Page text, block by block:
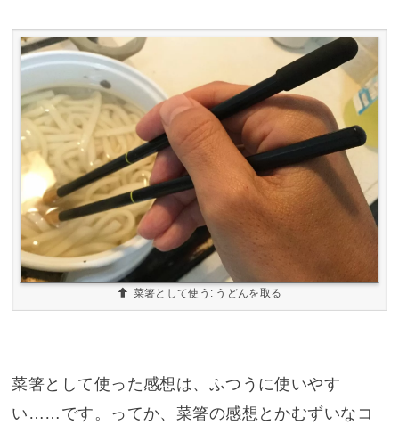
菜箸として使う: うどんを取る
菜箸として使った感想は、ふつうに使いやす
い……です。ってか、菜箸の感想とかむずいなコ